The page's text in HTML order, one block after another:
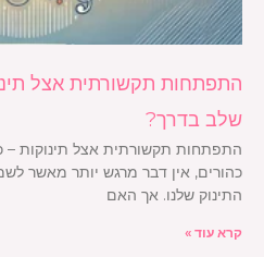
התפתחות תקשורתית אצל
שלב בדרך?
התפתחות תקשורתית אצל תינוקות –
כהורים, אין דבר מרגש יותר מאשר
התינוק שלנו. אך האם
קרא עוד »